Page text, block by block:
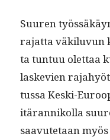
Suuren
rajat­ta väk­ilu­vun
ta tun­tuu olet­taa
laske­vien
tus­sa Kes­ki-
itäran­nikol­la
saavute­taan